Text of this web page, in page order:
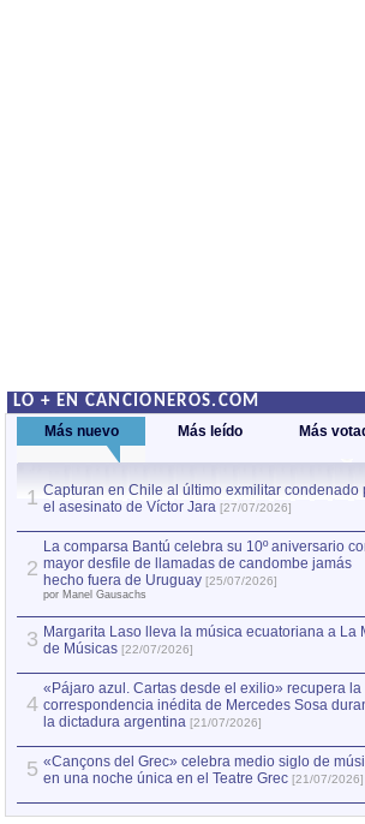
LO + EN CANCIONEROS.COM
Más nuevo Más leído Más
1 Capturan en Chile al último exmilitar condenado
el asesinato de Víctor Jara [27/07/2026]
2
La comparsa Bantú celebra su 10º aniversario
mayor desfile de llamadas de candombe jamás
hecho fuera de Uruguay [25/07/2026]
por Manel Gausachs
3 Margarita Laso lleva la música ecuatoriana a La
de Músicas [22/07/2026]
4
«Pájaro azul. Cartas desde el exilio» recupera la
correspondencia inédita de Mercedes Sosa
la dictadura argentina [21/07/2026]
5 «Cançons del Grec» celebra medio siglo de
en una noche única en el Teatre Grec [21/07/2026]